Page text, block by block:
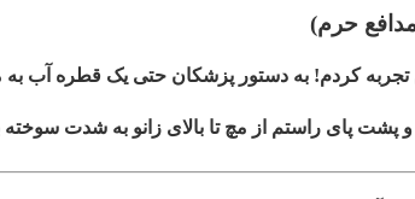
حرم)
کردم! به دستور پزشکان حتی یک قطره آب به
پشت پای راستم از مچ تا بالای زانو به شدت